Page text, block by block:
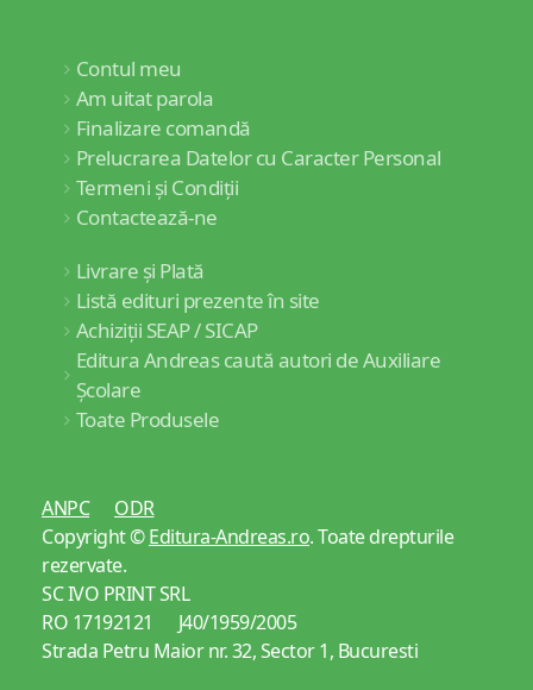
Contul meu
Am uitat parola
Finalizare comandă
Prelucrarea Datelor cu Caracter Personal
Termeni și Condiții
Contactează-ne
Livrare și Plată
Listă edituri prezente în site
Achiziții SEAP / SICAP
Editura Andreas caută autori de Auxiliare
Școlare
Toate Produsele
ANPC
ODR
Copyright ©Editura-Andreas.ro. Toate drepturile
rezervate.
SC IVO PRINT SRL
RO 17192121 J40/1959/2005
Strada Petru Maior nr. 32, Sector 1, Bucuresti